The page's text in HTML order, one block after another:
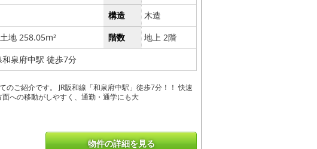
構造
木造
地 258.05m² 階数
地上 2階
和泉府中駅 徒歩7分
のご紹介です。 JR阪和線「和泉府中駅」徒歩7分！！ 快速
への移動がしやすく、通勤・通学にも大
物件の詳細を見る